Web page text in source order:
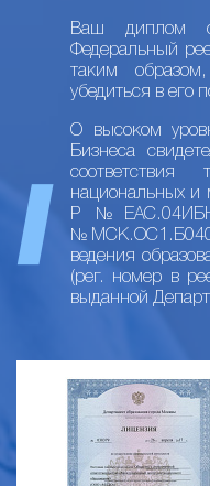
Ваш диплом
Федеральный
таким
убедиться в его
О высоком
Бизнеса
соответствия
национальных и
Р
ведения
(рег. номер в
выданной